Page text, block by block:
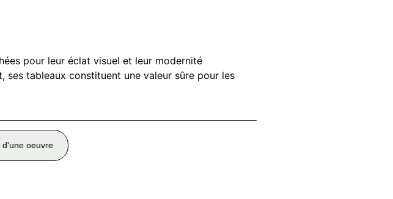
pour leur éclat visuel et leur modernité
ses tableaux constituent une valeur sûre pour les
oeuvre